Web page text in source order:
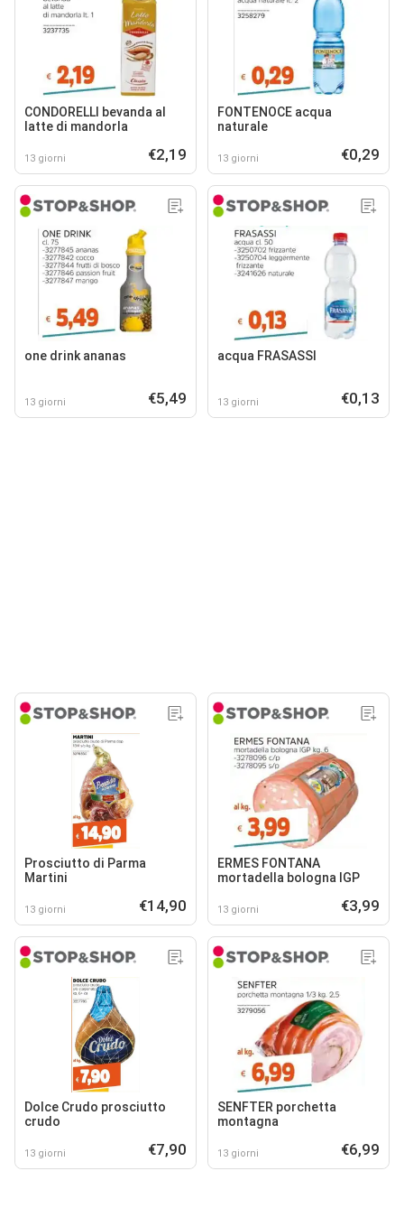
CONDORELLI bevanda al
latte di mandorla
13 giorni €2,19
FONTENOCE acqua
naturale
13 giorni €0,29
one drink ananas
13 giorni €5,49
acqua FRASASSI
13 giorni €0,13
Prosciutto di Parma
Martini
13 giorni €14,90
ERMES FONTANA
mortadella bologna IGP
13 giorni €3,99
Dolce Crudo prosciutto
crudo
13 giorni €7,90
SENFTER porchetta
montagna
13 giorni €6,99